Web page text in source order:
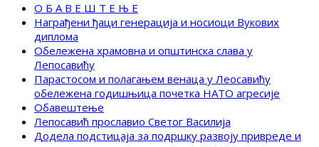
О Б А В Е Ш Т Е Њ Е
Награђени ђаци генерација и носиоци Вукових
диплома
Обележена храмовна и општинска слава у
Лепосавићу
Парастосом и полагањем венаца у Леосавићу
обележена годишњица почетка НАТО агресије
Обавештење
Лепосавић прославио Светог Василија
Додела подстицаја за подршку развоју привреде и